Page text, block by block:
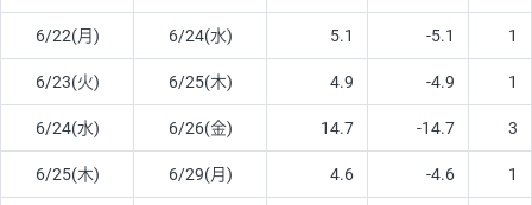
6/22(月) 6/24(水) 5.1 -5.1 1
6/23(火) 6/25(木) 4.9 -4.9 1
6/24(水) 6/26(金) 14.7 -14.7 3
6/25(木) 6/29(月) 4.6 -4.6 1